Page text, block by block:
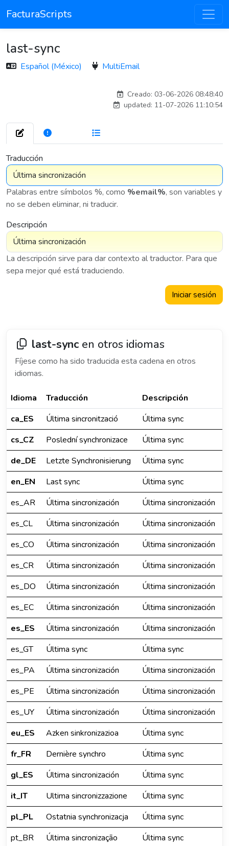
FacturaScripts
last-sync
Español (México) MultiEmail
Creado: 03-06-2026 08:48:40
updated: 11-07-2026 11:10:54
Traducción
Palabras entre símbolos %, como %email%, son variables y
no se deben eliminar, ni traducir.
Descripción
La descripción sirve para dar contexto al traductor. Para que
sepa mejor qué está traduciendo.
Iniciar sesión
last-sync en otros idiomas
Fíjese como ha sido traducida esta cadena en otros
idiomas.
Idioma Traducción
Descripción
ca_ES
Última sincronització
Última sync
cs_CZ
Poslední synchronizace
Última sync
de_DE
Letzte Synchronisierung
Última sync
en_EN
Last sync
Última sync
es_AR
Última sincronización
Última sincronización
es_CL
Última sincronización
Última sincronización
es_CO
Última sincronización
Última sincronización
es_CR
Última sincronización
Última sincronización
es_DO
Última sincronización
Última sincronización
es_EC
Última sincronización
Última sincronización
es_ES
Última sincronización
Última sincronización
es_GT
Última sync
Última sync
es_PA
Última sincronización
Última sincronización
es_PE
Última sincronización
Última sincronización
es_UY
Última sincronización
Última sincronización
eu_ES
Azken sinkronizazioa
Última sync
fr_FR
Dernière synchro
Última sync
gl_ES
Última sincronización
Última sync
it_IT
Ultima sincronizzazione
Última sync
pl_PL
Ostatnia synchronizacja
Última sync
pt_BR
Última sincronização
Última sync